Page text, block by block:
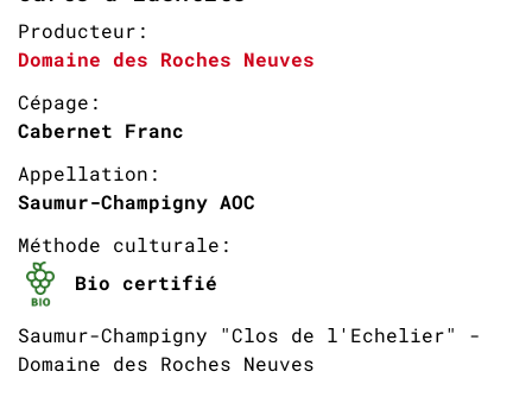
Producteur:
Domaine des Roches Neuves
Cépage:
Cabernet Franc
Appellation:
Saumur-Champigny AOC
Méthode culturale:
Bio certifié
Saumur-Champigny "Clos de l'Echelier" -
Domaine des Roches Neuves